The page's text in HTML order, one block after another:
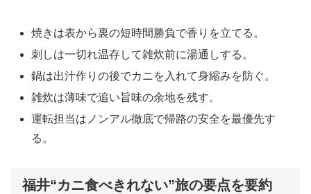
焼きは表から裏の短時間勝負で香りを立てる。
刺しは一切れ温存して雑炊前に湯通しする。
鍋は出汁作りの後でカニを入れて身縮みを防ぐ。
雑炊は薄味で追い旨味の余地を残す。
運転担当はノンアル徹底で帰路の安全を最優先す
る。
福井“カニ食べきれない”旅の要点を要約